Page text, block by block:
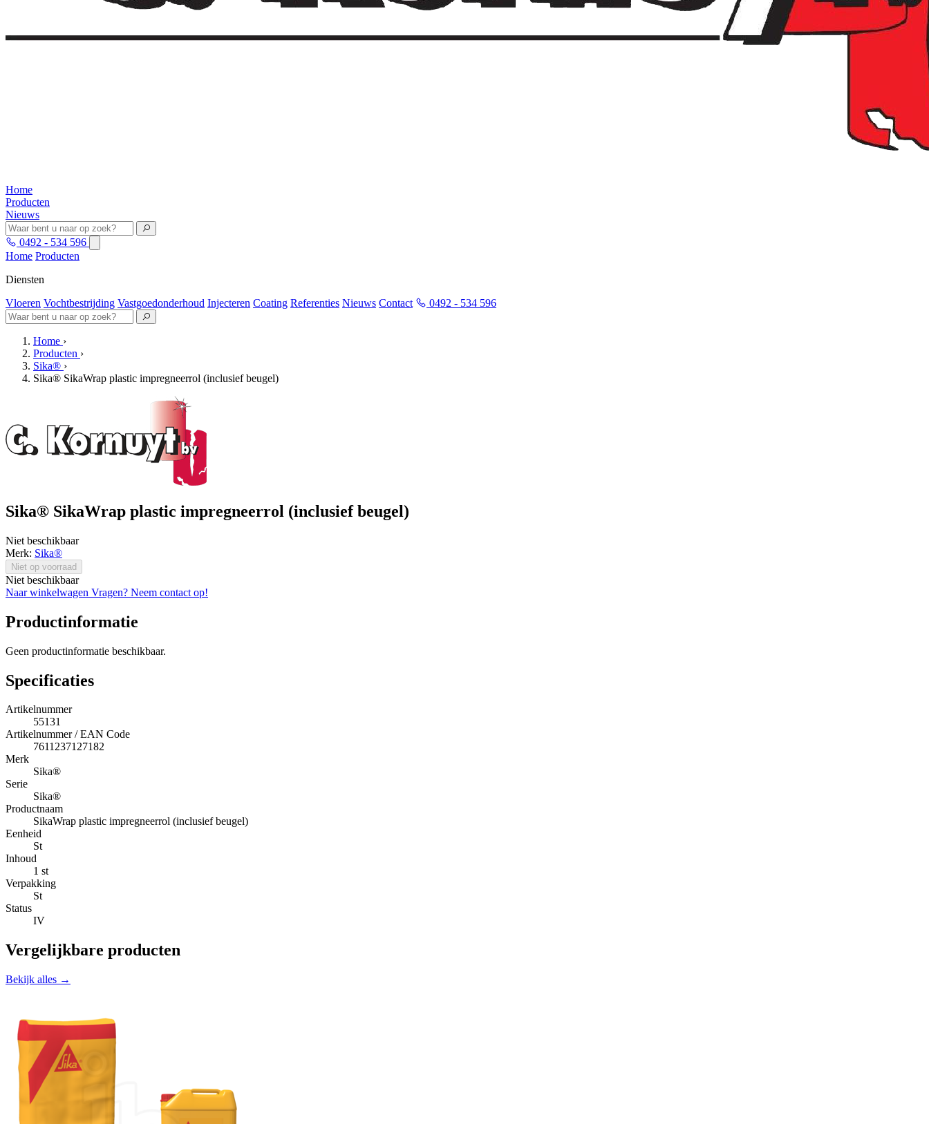
Home
Producten
Nieuws
0492 - 534 596
Home Producten
Diensten
Vloeren Vochtbestrijding Vastgoedonderhoud Injecteren Coating Referenties Nieuws Contact 0492 - 534 596
Home ›
Producten ›
Sika® ›
Sika® SikaWrap plastic impregneerrol (inclusief beugel)
Sika® SikaWrap plastic impregneerrol (inclusief beugel)
Niet beschikbaar
Merk: Sika®
Niet op voorraad
Niet beschikbaar
Naar winkelwagen Vragen? Neem contact op!
Productinformatie
Geen productinformatie beschikbaar.
Specificaties
Artikelnummer
55131
Artikelnummer / EAN Code
7611237127182
Merk
Sika®
Serie
Sika®
Productnaam
SikaWrap plastic impregneerrol (inclusief beugel)
Eenheid
St
Inhoud
1 st
Verpakking
St
Status
IV
Vergelijkbare producten
Bekijk alles →